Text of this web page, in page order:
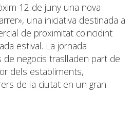
12 de juny una nova
una iniciativa destinada a
de proximitat coincidint
estival. La jornada
negocis traslladen part de
dels establiments,
de la ciutat en un gran